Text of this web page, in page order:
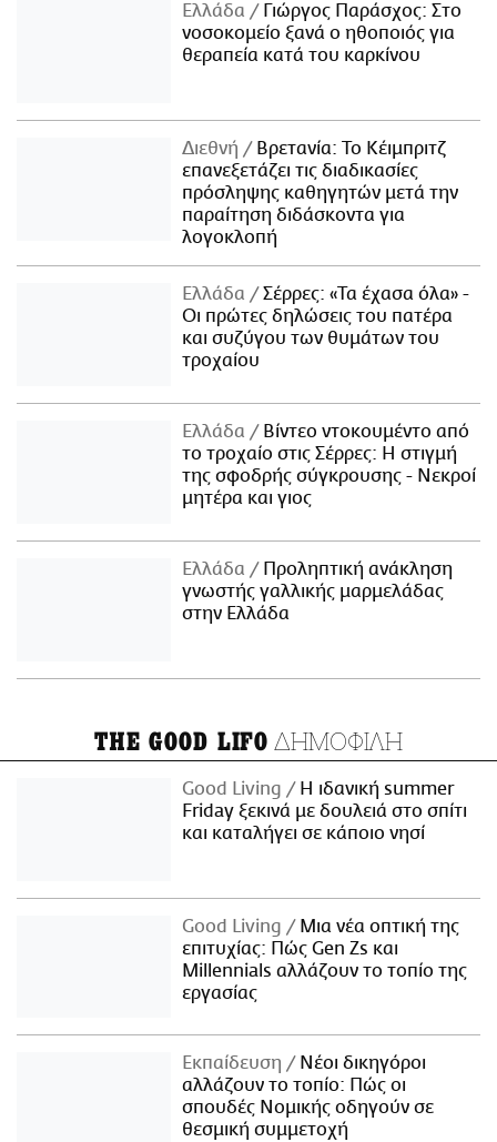
Ελλάδα
Γιώργος Παράσχος: Στο
νοσοκομείο ξανά ο ηθοποιός για
θεραπεία κατά του καρκίνου
Διεθνή
Βρετανία: Το Κέιμπριτζ
επανεξετάζει τις διαδικασίες
πρόσληψης καθηγητών μετά την
παραίτηση διδάσκοντα για
λογοκλοπή
Ελλάδα
Σέρρες: «Τα έχασα όλα» -
Οι πρώτες δηλώσεις του πατέρα
και συζύγου των θυμάτων του
τροχαίου
Ελλάδα
Βίντεο ντοκουμέντο από
το τροχαίο στις Σέρρες: Η στιγμή
της σφοδρής σύγκρουσης - Νεκροί
μητέρα και γιος
Ελλάδα
Προληπτική ανάκληση
γνωστής γαλλικής μαρμελάδας
στην Ελλάδα
THE GOOD LIFO ΔΗΜΟΦΙΛΗ
Good Living
Η ιδανική summer
Friday ξεκινά με δουλειά στο σπίτι
και καταλήγει σε κάποιο νησί
Good Living
Μια νέα οπτική της
επιτυχίας: Πώς Gen Zs και
Millennials αλλάζουν το τοπίο της
εργασίας
Εκπαίδευση
Νέοι δικηγόροι
αλλάζουν το τοπίο: Πώς οι
σπουδές Νομικής οδηγούν σε
θεσμική συμμετοχή